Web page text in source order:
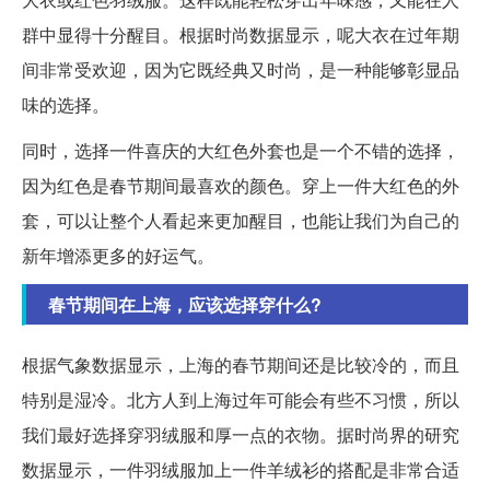
群中显得十分醒目。根据时尚数据显示，呢大衣在过年期
间非常受欢迎，因为它既经典又时尚，是一种能够彰显品
味的选择。
同时，选择一件喜庆的大红色外套也是一个不错的选择，
因为红色是春节期间最喜欢的颜色。穿上一件大红色的外
套，可以让整个人看起来更加醒目，也能让我们为自己的
新年增添更多的好运气。
春节期间在上海，应该选择穿什么?
根据气象数据显示，上海的春节期间还是比较冷的，而且
特别是湿冷。北方人到上海过年可能会有些不习惯，所以
我们最好选择穿羽绒服和厚一点的衣物。据时尚界的研究
数据显示，一件羽绒服加上一件羊绒衫的搭配是非常合适